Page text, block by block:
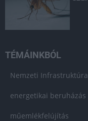
TÉMÁINKBÓL
Nemzeti
energetikai beruházás
műemlékfelújítás